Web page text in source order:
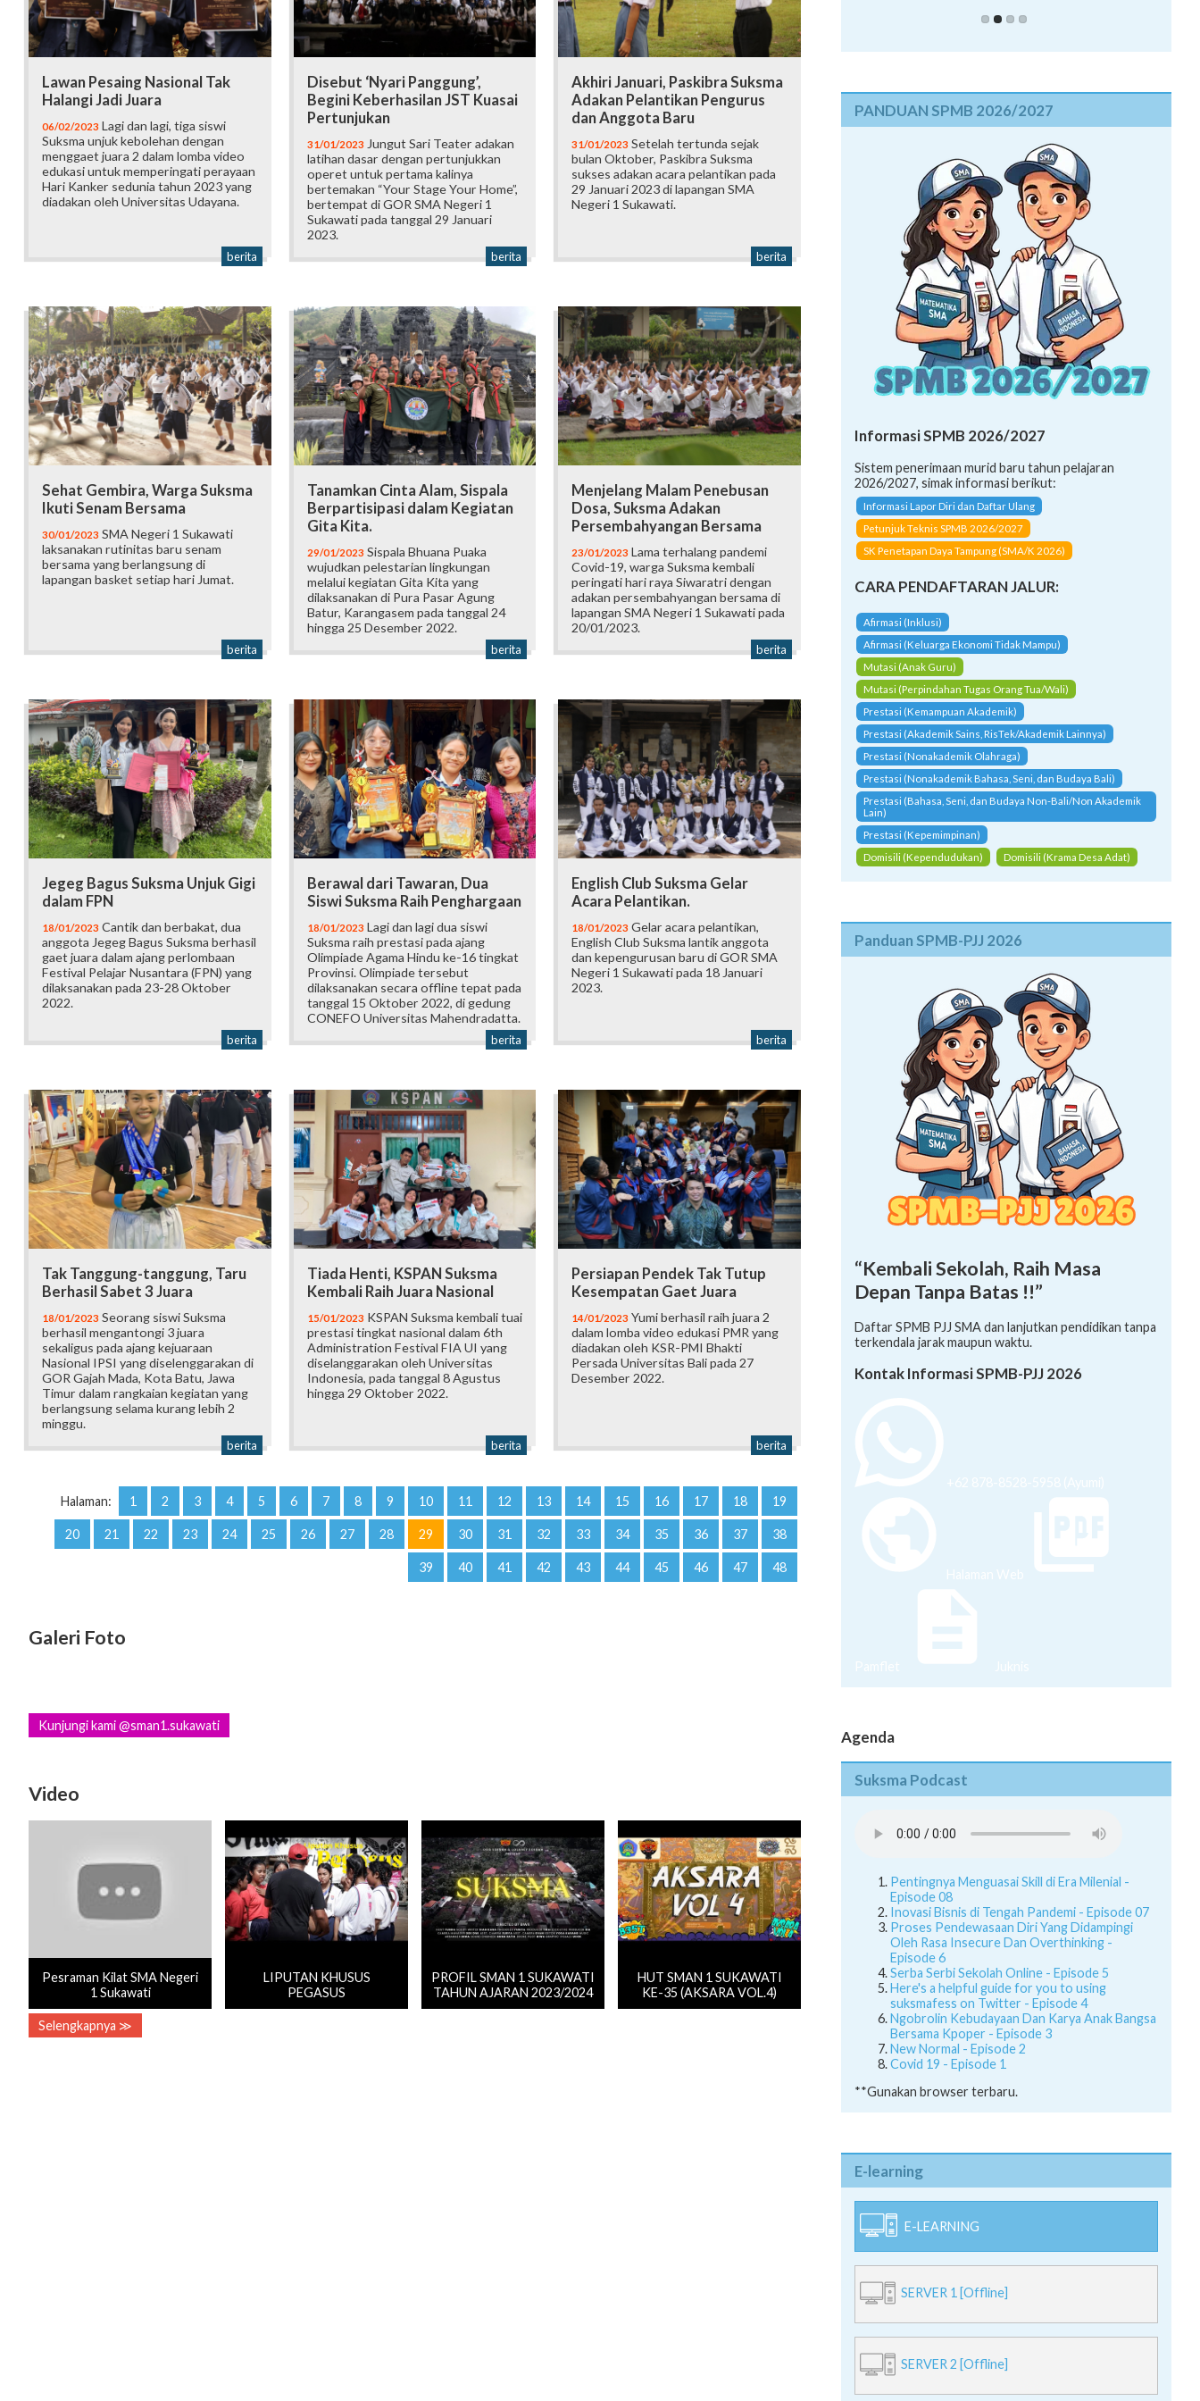
Lawan Pesaing Nasional Tak
Halangi Jadi Juara
06/02/2023 Lagi dan lagi, tiga siswi
Suksma unjuk kebolehan dengan
menggaet juara 2 dalam lomba video
edukasi untuk memperingati perayaan
Hari Kanker sedunia tahun 2023 yang
diadakan oleh Universitas Udayana.
berita
Disebut ‘Nyari Panggung’,
Begini Keberhasilan JST Kuasai
Pertunjukan
31/01/2023 Jungut Sari Teater adakan
latihan dasar dengan pertunjukkan
operet untuk pertama kalinya
bertemakan “Your Stage Your Home”,
bertempat di GOR SMA Negeri 1
Sukawati pada tanggal 29 Januari
2023.
berita
Akhiri Januari, Paskibra Suksma
Adakan Pelantikan Pengurus
dan Anggota Baru
31/01/2023 Setelah tertunda sejak
bulan Oktober, Paskibra Suksma
sukses adakan acara pelantikan pada
29 Januari 2023 di lapangan SMA
Negeri 1 Sukawati.
berita
Sehat Gembira, Warga Suksma
Ikuti Senam Bersama
30/01/2023 SMA Negeri 1 Sukawati
laksanakan rutinitas baru senam
bersama yang berlangsung di
lapangan basket setiap hari Jumat.
berita
Tanamkan Cinta Alam, Sispala
Berpartisipasi dalam Kegiatan
Gita Kita.
29/01/2023 Sispala Bhuana Puaka
wujudkan pelestarian lingkungan
melalui kegiatan Gita Kita yang
dilaksanakan di Pura Pasar Agung
Batur, Karangasem pada tanggal 24
hingga 25 Desember 2022.
berita
Menjelang Malam Penebusan
Dosa, Suksma Adakan
Persembahyangan Bersama
23/01/2023 Lama terhalang pandemi
Covid-19, warga Suksma kembali
peringati hari raya Siwaratri dengan
adakan persembahyangan bersama di
lapangan SMA Negeri 1 Sukawati pada
20/01/2023.
berita
Jegeg Bagus Suksma Unjuk Gigi
dalam FPN
18/01/2023 Cantik dan berbakat, dua
anggota Jegeg Bagus Suksma berhasil
gaet juara dalam ajang perlombaan
Festival Pelajar Nusantara (FPN) yang
dilaksanakan pada 23-28 Oktober
2022.
berita
Berawal dari Tawaran, Dua
Siswi Suksma Raih Penghargaan
18/01/2023 Lagi dan lagi dua siswi
Suksma raih prestasi pada ajang
Olimpiade Agama Hindu ke-16 tingkat
Provinsi. Olimpiade tersebut
dilaksanakan secara offline tepat pada
tanggal 15 Oktober 2022, di gedung
CONEFO Universitas Mahendradatta.
berita
English Club Suksma Gelar
Acara Pelantikan.
18/01/2023 Gelar acara pelantikan,
English Club Suksma lantik anggota
dan kepengurusan baru di GOR SMA
Negeri 1 Sukawati pada 18 Januari
2023.
berita
Tak Tanggung-tanggung, Taru
Berhasil Sabet 3 Juara
18/01/2023 Seorang siswi Suksma
berhasil mengantongi 3 juara
sekaligus pada ajang kejuaraan
Nasional IPSI yang diselenggarakan di
GOR Gajah Mada, Kota Batu, Jawa
Timur dalam rangkaian kegiatan yang
berlangsung selama kurang lebih 2
minggu.
berita
Tiada Henti, KSPAN Suksma
Kembali Raih Juara Nasional
15/01/2023 KSPAN Suksma kembali tuai
prestasi tingkat nasional dalam 6th
Administration Festival FIA UI yang
diselanggarakan oleh Universitas
Indonesia, pada tanggal 8 Agustus
hingga 29 Oktober 2022.
berita
Persiapan Pendek Tak Tutup
Kesempatan Gaet Juara
14/01/2023 Yumi berhasil raih juara 2
dalam lomba video edukasi PMR yang
diadakan oleh KSR-PMI Bhakti
Persada Universitas Bali pada 27
Desember 2022.
berita
Halaman: 1 2 3 4 5 6 7 8 9 10 11 12 13 14 15 16 17 18 19
20 21 22 23 24 25 26 27 28 29 30 31 32 33 34 35 36 37 38
39 40 41 42 43 44 45 46 47 48
Galeri Foto
Kunjungi kami @sman1.sukawati
Video
Pesraman Kilat SMA Negeri
1 Sukawati
LIPUTAN KHUSUS
PEGASUS
PROFIL SMAN 1 SUKAWATI
TAHUN AJARAN 2023/2024
HUT SMAN 1 SUKAWATI
KE-35 (AKSARA VOL.4)
Selengkapnya ≫
PANDUAN SPMB 2026/2027
Informasi SPMB 2026/2027
Sistem penerimaan murid baru tahun pelajaran
2026/2027, simak informasi berikut:
Informasi Lapor Diri dan Daftar Ulang
Petunjuk Teknis SPMB 2026/2027
SK Penetapan Daya Tampung (SMA/K 2026)
CARA PENDAFTARAN JALUR:
Afirmasi (Inklusi)
Afirmasi (Keluarga Ekonomi Tidak Mampu)
Mutasi (Anak Guru)
Mutasi (Perpindahan Tugas Orang Tua/Wali)
Prestasi (Kemampuan Akademik)
Prestasi (Akademik Sains, RisTek/Akademik Lainnya)
Prestasi (Nonakademik Olahraga)
Prestasi (Nonakademik Bahasa, Seni, dan Budaya Bali)
Prestasi (Bahasa, Seni, dan Budaya Non-Bali/Non Akademik
Lain)
Prestasi (Kepemimpinan)
Domisili (Kependudukan)
Domisili (Krama Desa Adat)
Panduan SPMB-PJJ 2026
“Kembali Sekolah, Raih Masa
Depan Tanpa Batas !!”
Daftar SPMB PJJ SMA dan lanjutkan pendidikan tanpa
terkendala jarak maupun waktu.
Kontak Informasi SPMB-PJJ 2026
+62 878-8528-5958 (Ayumi)
Halaman Web
Pamflet Juknis
Agenda
Suksma Podcast
Pentingnya Menguasai Skill di Era Milenial -
Episode 08
Inovasi Bisnis di Tengah Pandemi - Episode 07
Proses Pendewasaan Diri Yang Didampingi
Oleh Rasa Insecure Dan Overthinking -
Episode 6
Serba Serbi Sekolah Online - Episode 5
Here's a helpful guide for you to using
suksmafess on Twitter - Episode 4
Ngobrolin Kebudayaan Dan Karya Anak Bangsa
Bersama Kpoper - Episode 3
New Normal - Episode 2
Covid 19 - Episode 1
**Gunakan browser terbaru.
E-learning
E-LEARNING
SERVER 1 [Offline]
SERVER 2 [Offline]